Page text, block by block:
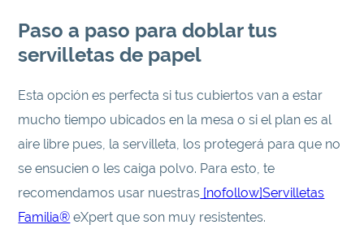
Paso a paso para doblar tus
servilletas de papel
Esta opción es perfecta si tus cubiertos van a estar
mucho tiempo ubicados en la mesa o si el plan es al
aire libre pues, la servilleta, los protegerá para que no
se ensucien o les caiga polvo. Para esto, te
recomendamos usar nuestras [nofollow]Servilletas
Familia® eXpert que son muy resistentes.